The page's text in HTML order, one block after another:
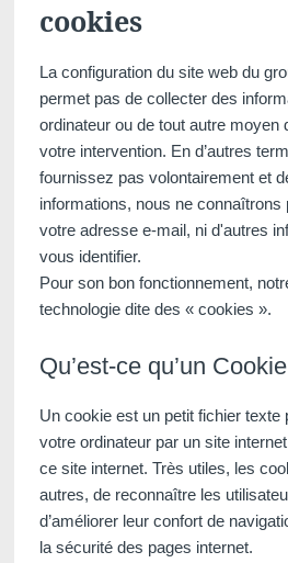
cookies
La configuration du site web du
permet pas de collecter des
ordinateur ou de tout autre moyen
votre intervention. En d’autres
fournissez pas volontairement et
informations, nous ne connaîtrons
votre adresse e-mail, ni d'autres
vous identifier.
Pour son bon fonctionnement,
technologie dite des « cookies ».
Qu’est-ce qu’un Cookie
Un cookie est un petit fichier texte
votre ordinateur par un site
ce site internet. Très utiles, les
autres, de reconnaître les
d’améliorer leur confort de
la sécurité des pages internet.